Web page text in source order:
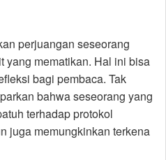
perjuangan seseorang
yang mematikan. Hal ini bisa
bagi pembaca. Tak
bahwa seseorang yang
terhadap protokol
juga memungkinkan terkena